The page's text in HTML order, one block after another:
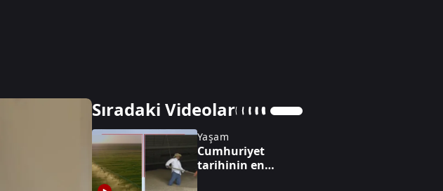
Sıradaki Videolar
Yaşam
Cumhuriyet
tarihinin en